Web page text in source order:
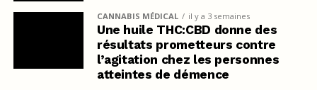
CANNABIS MÉDICAL il y a 3 semaines
Une huile THC:CBD donne des
résultats prometteurs contre
l’agitation chez les personnes
atteintes de démence